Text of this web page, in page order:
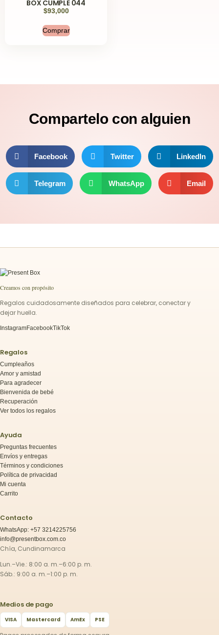
BOX CUMPLE 044
$93,000
Comprar
Compartelo con alguien
Facebook Twitter LinkedIn
Telegram WhatsApp Email
Creamos con propósito
Regalos cuidadosamente diseñados para celebrar, conectar y
dejar huella.
InstagramFacebookTikTok
Regalos
Cumpleaños
Amor y amistad
Para agradecer
Bienvenida de bebé
Recuperación
Ver todos los regalos
Ayuda
Preguntas frecuentes
Envíos y entregas
Términos y condiciones
Política de privacidad
Mi cuenta
Carrito
Contacto
WhatsApp: +57 3214225756
info@presentbox.com.co
Chía, Cundinamarca
Lun.–Vie.: 8:00 a. m.–6:00 p. m.
Sáb.: 9:00 a. m.–1:00 p. m.
Medios de pago
VISA Mastercard AmEx PSE